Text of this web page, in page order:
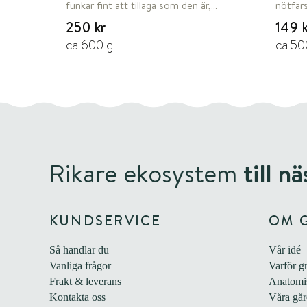
funkar fint att tillaga som den är,
eller strimla till wok eller en snabb
gryta. På filén sitter skinnet kvar,
vilket vid stekning eller grillning ger
beställts, men alltid med rätt
250 kr
ca 600 g
lägg
över.
du
köpa
bestå
med
149
ca
Rikare ekosystem till
KUNDSERVICE
Så handlar du
Vanliga frågor
Frakt & leverans
Kontakta oss
OM
Vår idé
Varför
Våra